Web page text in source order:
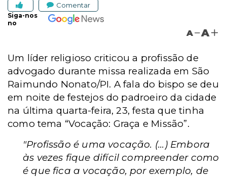
Comentar
Siga-nos
no
A A
Um líder religioso criticou a profissão de
advogado durante missa realizada em São
Raimundo Nonato/PI. A fala do bispo se deu
em noite de festejos do padroeiro da cidade
na última quarta-feira, 23, festa que tinha
como tema “Vocação: Graça e Missão”.
"Profissão é uma vocação. (...) Embora
às vezes fique difícil compreender como
é que fica a vocação, por exemplo, de